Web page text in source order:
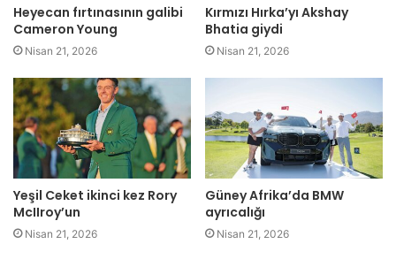
Heyecan fırtınasının galibi
Cameron Young
Nisan 21, 2026
Kırmızı Hırka’yı Akshay
Bhatia giydi
Nisan 21, 2026
Yeşil Ceket ikinci kez Rory
McIIroy’un
Nisan 21, 2026
Güney Afrika’da BMW
ayrıcalığı
Nisan 21, 2026